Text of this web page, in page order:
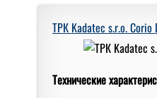
ТРК Kadatec s.r.o. Corio
Технические